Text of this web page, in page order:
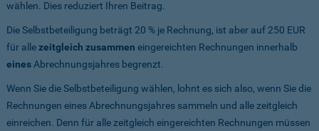
wählen. Dies reduziert Ihren Beitrag.
Die Selbstbeteiligung beträgt 20 % je Rechnung, ist aber auf 250 EUR
für allezeitgleich zusammen eingereichten Rechnungen innerhalb
eines Abrechnungsjahres begrenzt.
Wenn Sie die Selbstbeteiligung wählen, lohnt es sich also, wenn Sie die
Rechnungen eines Abrechnungsjahres sammeln und alle zeitgleich
einreichen. Denn für alle zeitgleich eingereichten Rechnungen müssen